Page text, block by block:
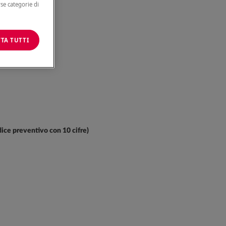
6 cifre)
preventivo con 10 cifre)
categorie di
TUTTI